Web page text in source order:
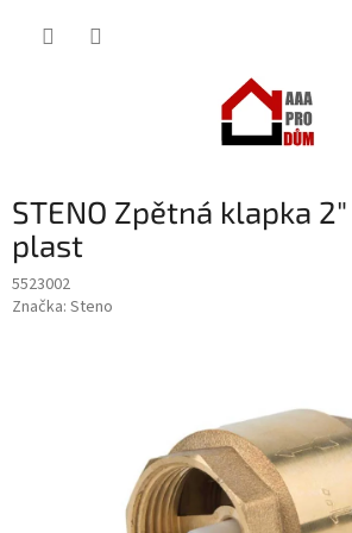
STENO Zpětná klapka
plast
5523002
Značka: Steno